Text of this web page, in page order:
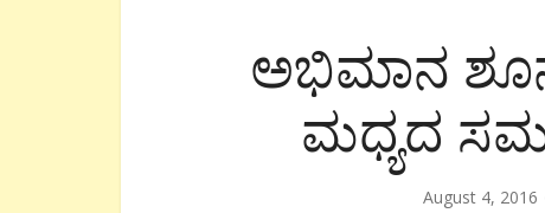
ಅಭಿಮಾನ
ಮಧ್ಯದ
August 4, 2016